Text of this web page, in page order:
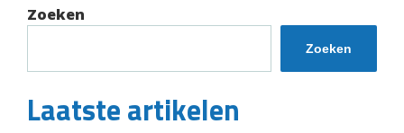
Zoeken
Zoeken
Laatste artikelen